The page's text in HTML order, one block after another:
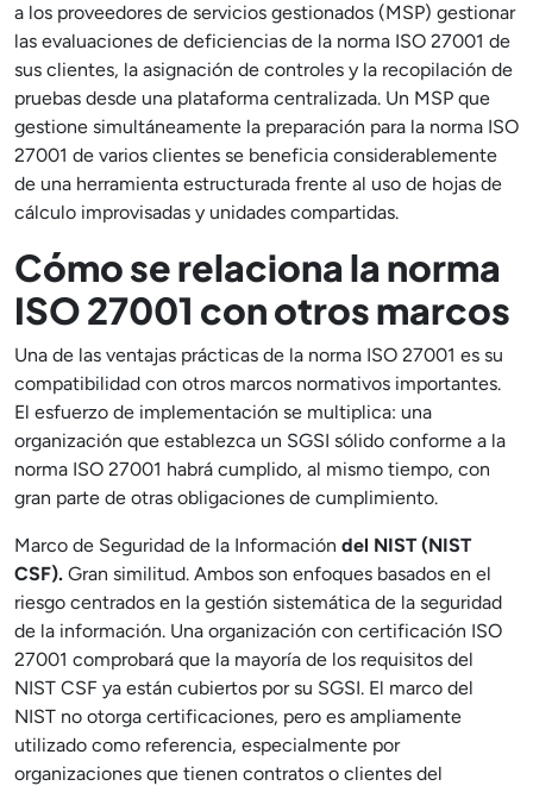
a los proveedores de servicios gestionados (MSP) gestionar
las evaluaciones de deficiencias de la norma ISO 27001 de
sus clientes, la asignación de controles y la recopilación de
pruebas desde una plataforma centralizada. Un MSP que
gestione simultáneamente la preparación para la norma ISO
27001 de varios clientes se beneficia considerablemente
de una herramienta estructurada frente al uso de hojas de
cálculo improvisadas y unidades compartidas.
Cómo se relaciona la norma
ISO 27001 con otros marcos
Una de las ventajas prácticas de la norma ISO 27001 es su
compatibilidad con otros marcos normativos importantes.
El esfuerzo de implementación se multiplica: una
organización que establezca un SGSI sólido conforme a la
norma ISO 27001 habrá cumplido, al mismo tiempo, con
gran parte de otras obligaciones de cumplimiento.
Marco de Seguridad de la Información del NIST (NIST
CSF). Gran similitud. Ambos son enfoques basados en el
riesgo centrados en la gestión sistemática de la seguridad
de la información. Una organización con certificación ISO
27001 comprobará que la mayoría de los requisitos del
NIST CSF ya están cubiertos por su SGSI. El marco del
NIST no otorga certificaciones, pero es ampliamente
utilizado como referencia, especialmente por
organizaciones que tienen contratos o clientes del